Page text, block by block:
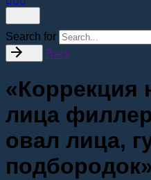
Search for
Back
«Коррекция
лица
овал лица,